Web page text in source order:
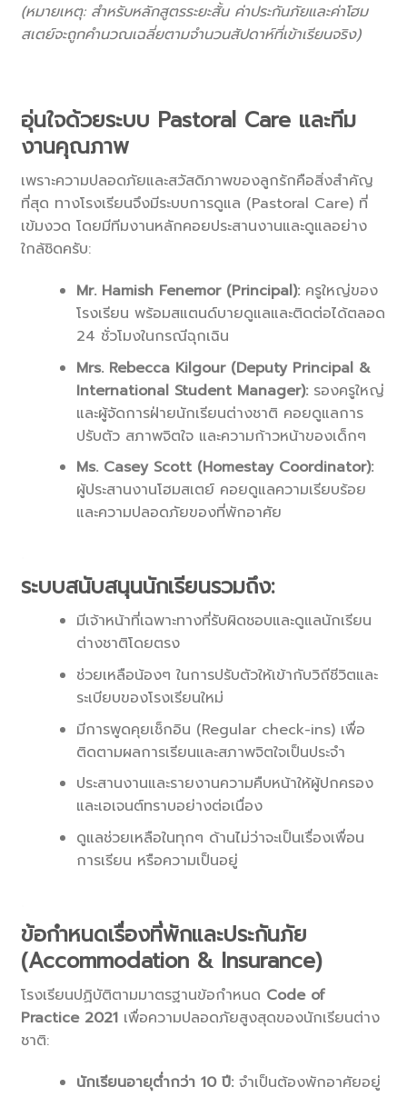
(หมายเหตุ: สำหรับหลักสูตรระยะสั้น ค่าประกันภัยและค่าโฮม
สเตย์จะถูกคำนวณเฉลี่ยตามจำนวนสัปดาห์ที่เข้าเรียนจริง)
อุ่นใจด้วยระบบ Pastoral Care และทีม
งานคุณภาพ
เพราะความปลอดภัยและสวัสดิภาพของลูกรักคือสิ่งสำคัญ
ที่สุด ทางโรงเรียนจึงมีระบบการดูแล (Pastoral Care) ที่
เข้มงวด โดยมีทีมงานหลักคอยประสานงานและดูแลอย่าง
ใกล้ชิดครับ:
Mr. Hamish Fenemor (Principal):ครูใหญ่ของ
โรงเรียน พร้อมสแตนด์บายดูแลและติดต่อได้ตลอด
24 ชั่วโมงในกรณีฉุกเฉิน
Mrs. Rebecca Kilgour (Deputy Principal &
International Student Manager):รองครูใหญ่
และผู้จัดการฝ่ายนักเรียนต่างชาติ คอยดูแลการ
ปรับตัว สภาพจิตใจ และความก้าวหน้าของเด็กๆ
Ms. Casey Scott (Homestay Coordinator):
ผู้ประสานงานโฮมสเตย์ คอยดูแลความเรียบร้อย
และความปลอดภัยของที่พักอาศัย
ระบบสนับสนุนนักเรียนรวมถึง:
มีเจ้าหน้าที่เฉพาะทางที่รับผิดชอบและดูแลนักเรียน
ต่างชาติโดยตรง
ช่วยเหลือน้องๆ ในการปรับตัวให้เข้ากับวิถีชีวิตและ
ระเบียบของโรงเรียนใหม่
มีการพูดคุยเช็กอิน (Regular check-ins) เพื่อ
ติดตามผลการเรียนและสภาพจิตใจเป็นประจำ
ประสานงานและรายงานความคืบหน้าให้ผู้ปกครอง
และเอเจนต์ทราบอย่างต่อเนื่อง
ดูแลช่วยเหลือในทุกๆ ด้านไม่ว่าจะเป็นเรื่องเพื่อน
การเรียน หรือความเป็นอยู่
ข้อกำหนดเรื่องที่พักและประกันภัย
(Accommodation & Insurance)
โรงเรียนปฏิบัติตามมาตรฐานข้อกำหนด Code of
Practice 2021 เพื่อความปลอดภัยสูงสุดของนักเรียนต่าง
ชาติ:
นักเรียนอายุต่ำกว่า 10 ปี:จำเป็นต้องพักอาศัยอยู่